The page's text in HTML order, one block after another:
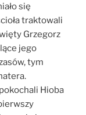
się
traktowali
Grzegorz
jego
tym
Hioba